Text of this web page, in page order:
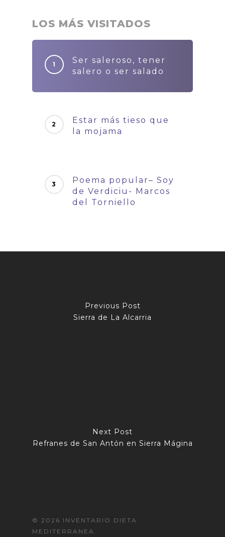
LOS MÁS VISITADOS
Ser saleroso, tener
salero o ser salado
Estar más tieso que
la mojama
Poema popular– Soy
de Verdiciu- Marcos
del Torniello
Previous Post
Sierra de La Alcarria
Next Post
Refranes de San Antón en Sierra Mágina
© 2026 INVENTARIO DIETA
MEDITERRANEA.